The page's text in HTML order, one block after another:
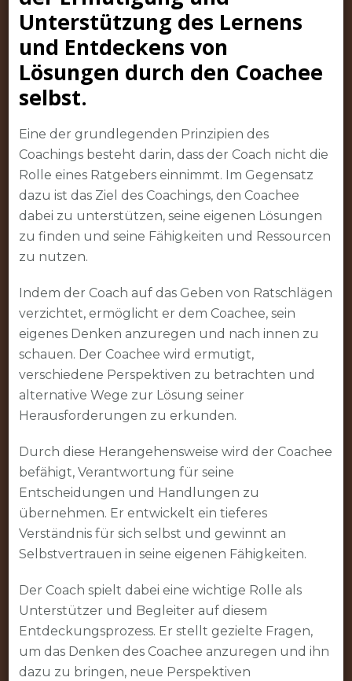
Unterstützung des Lernens
und Entdeckens von
Lösungen durch den Coachee
selbst.
Eine der grundlegenden Prinzipien des
Coachings besteht darin, dass der Coach nicht die
Rolle eines Ratgebers einnimmt. Im Gegensatz
dazu ist das Ziel des Coachings, den Coachee
dabei zu unterstützen, seine eigenen Lösungen
zu finden und seine Fähigkeiten und Ressourcen
zu nutzen.
Indem der Coach auf das Geben von Ratschlägen
verzichtet, ermöglicht er dem Coachee, sein
eigenes Denken anzuregen und nach innen zu
schauen. Der Coachee wird ermutigt,
verschiedene Perspektiven zu betrachten und
alternative Wege zur Lösung seiner
Herausforderungen zu erkunden.
Durch diese Herangehensweise wird der Coachee
befähigt, Verantwortung für seine
Entscheidungen und Handlungen zu
übernehmen. Er entwickelt ein tieferes
Verständnis für sich selbst und gewinnt an
Selbstvertrauen in seine eigenen Fähigkeiten.
Der Coach spielt dabei eine wichtige Rolle als
Unterstützer und Begleiter auf diesem
Entdeckungsprozess. Er stellt gezielte Fragen,
um das Denken des Coachee anzuregen und ihn
dazu zu bringen, neue Perspektiven